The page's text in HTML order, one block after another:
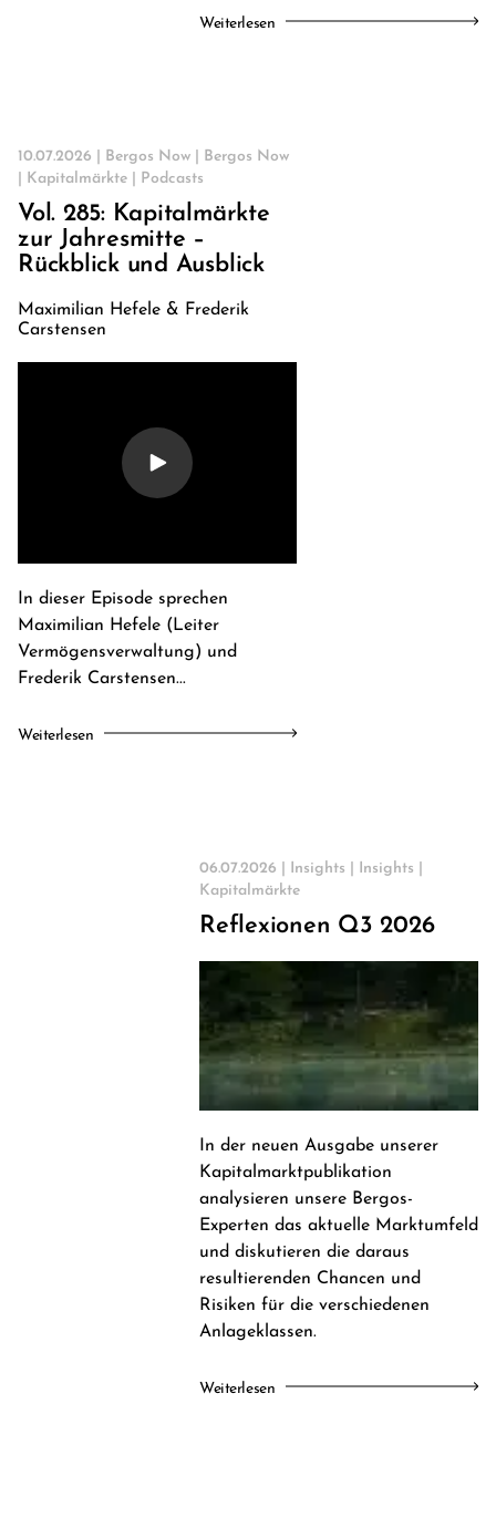
Weiterlesen
10.07.2026 | Bergos Now
Bergos Now
Kapitalmärkte Podcasts
Vol. 285: Kapitalmärkte
zur Jahresmitte –
Rückblick und Ausblick
Maximilian Hefele & Frederik
Carstensen
In dieser Episode sprechen
Maximilian Hefele (Leiter
Vermögensverwaltung) und
Frederik Carstensen...
Weiterlesen
06.07.2026 | Insights Insights
Kapitalmärkte
Reflexionen Q3 2026
In der neuen Ausgabe unserer
Kapitalmarktpublikation
analysieren unsere Bergos-
Experten das aktuelle Marktumfeld
und diskutieren die daraus
resultierenden Chancen und
Risiken für die verschiedenen
Anlageklassen.
Weiterlesen